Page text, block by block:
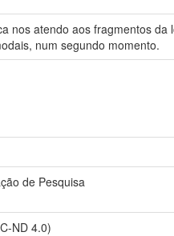
nos atendo aos fragmentos
num segundo momento.
de Pesquisa
ND 4.0)